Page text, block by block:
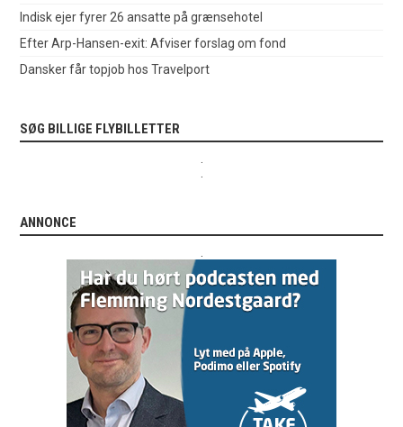
Indisk ejer fyrer 26 ansatte på grænsehotel
Efter Arp-Hansen-exit: Afviser forslag om fond
Dansker får topjob hos Travelport
SØG BILLIGE FLYBILLETTER
ANNONCE